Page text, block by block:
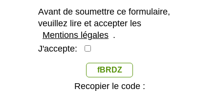
Avant de soumettre ce formulaire,
veuillez lire et accepter les
Mentions légales .
J'accepte:
fBRDZ
Recopier le code :